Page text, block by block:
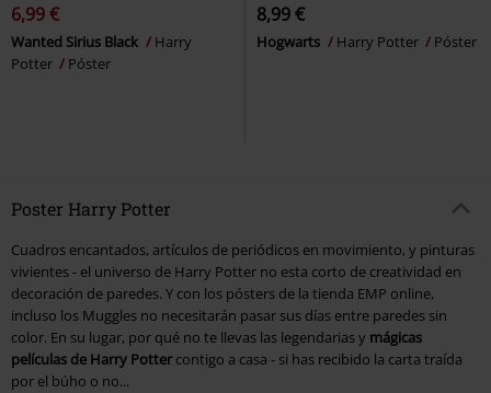
6,99 €
Wanted Sirius Black
Harry
Potter
Póster
8,99 €
Hogwarts Harry Potter Póster
Poster Harry Potter
Cuadros encantados, artículos de periódicos en movimiento, y pinturas
vivientes - el universo de Harry Potter no esta corto de creatividad en
decoración de paredes. Y con los pósters de la tienda EMP online,
incluso los Muggles no necesitarán pasar sus días entre paredes sin
color. En su lugar, por qué no te llevas las legendarias y mágicas
películas de Harry Pottercontigo a casa - si has recibido la carta traída
por el búho o no...